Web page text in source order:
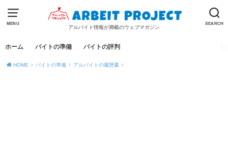
MENU SEARCH
アルバイト情報が満載のウェブマガジン
ホーム バイトの準備 バイトの評判
HOME バイトの準備 アルバイトの履歴書